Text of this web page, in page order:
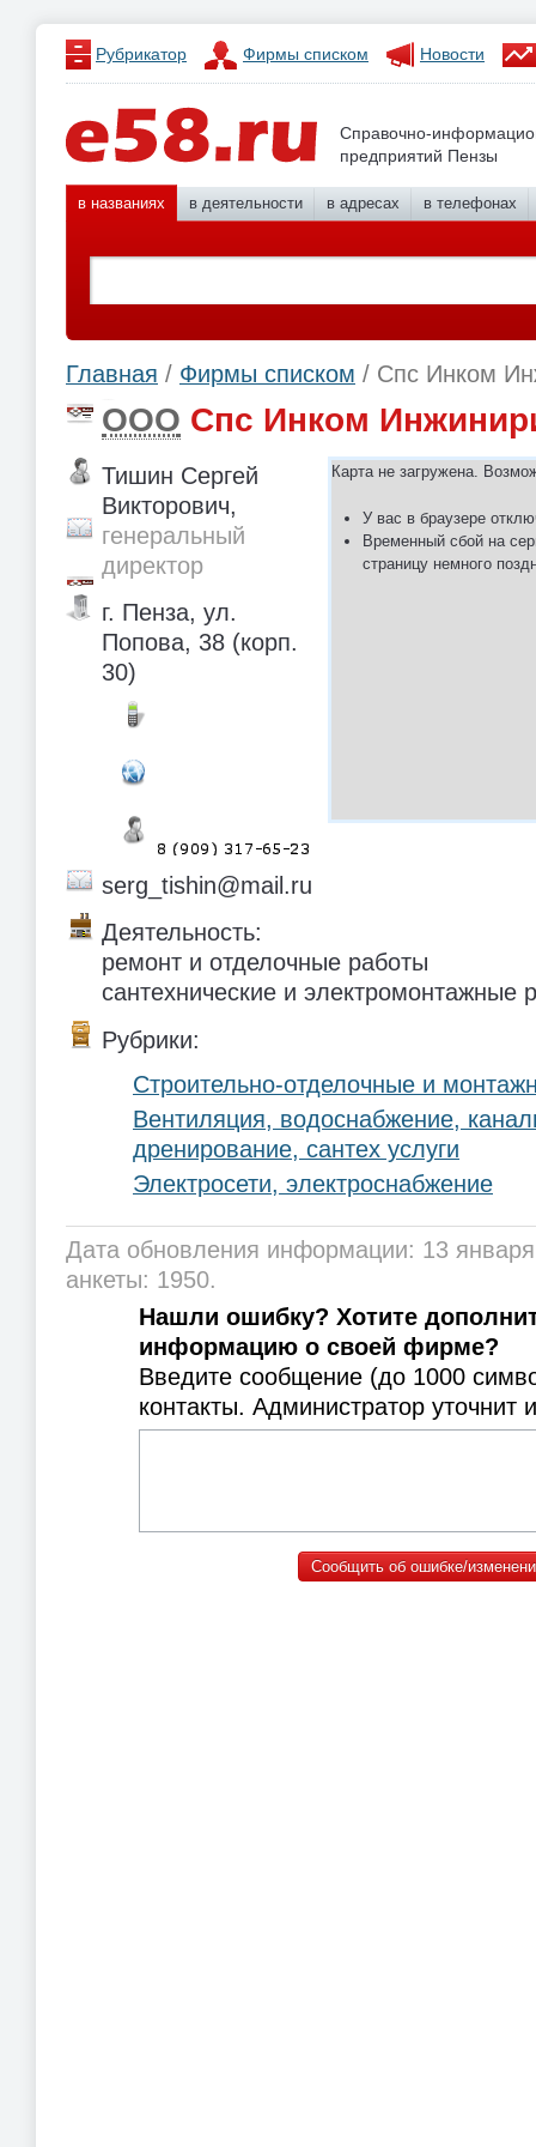
Рубрикатор Фирмы списком Новости
Справочно-
предприятий Пензы
в названиях в деятельности в адресах в телефонах
Главная / Фирмы списком / Спс Инком
ООО Спс Инком
Карта не загружена.
У вас в браузере
Временный сбой на
страницу немного
Тишин Сергей
Викторович,
генеральный
директор
г. Пенза, ул.
Попова, 38 (корп.
30)
serg_tishin@mail.ru
Деятельность:
ремонт и отделочные работы
сантехнические и электромонтажные
Рубрики:
Строительно-отделочные и
Вентиляция, водоснабжение,
дренирование, сантех услуги
Электросети, электроснабжение
Дата обновления информации: 13
анкеты: 1950.
Нашли ошибку? Хотите
информацию о своей фирме?
Введите сообщение (до 1000
контакты. Администратор